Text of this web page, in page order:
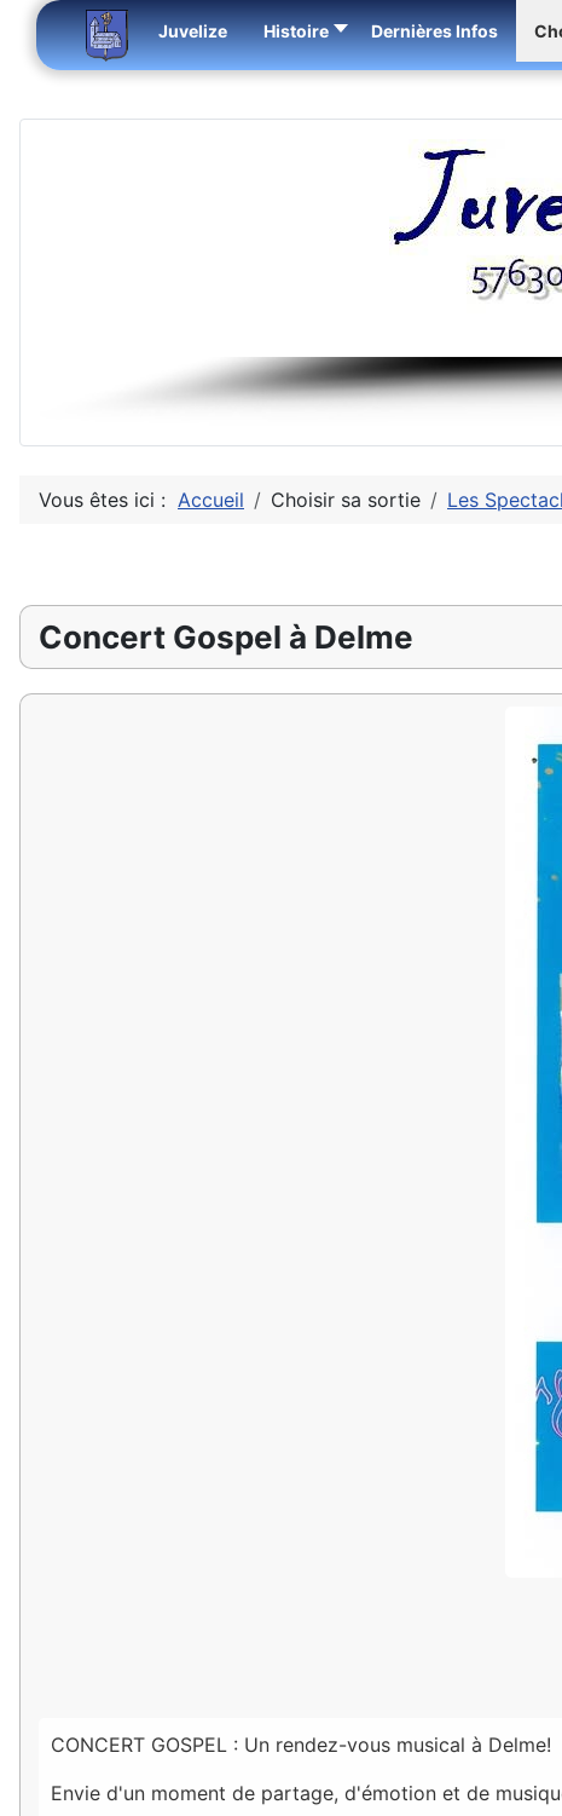
Juvelize Histoire Dernières Infos
Vous êtes ici : Accueil Choisir sa sortie Les
Concert Gospel à Delme
CONCERT GOSPEL : Un rendez-vous musical à Delme!
Envie d'un moment de partage, d'émotion et de